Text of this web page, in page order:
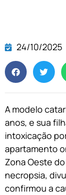
24/10/2025
A modelo
anos, e sua
intoxicação
apartamento
Zona Oeste
necropsia,
confirmou a